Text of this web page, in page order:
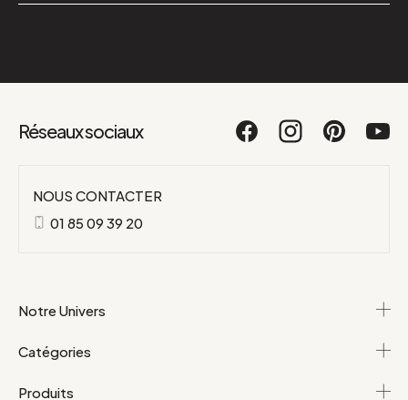
Réseaux sociaux
NOUS CONTACTER
01 85 09 39 20
Notre Univers
Catégories
Produits